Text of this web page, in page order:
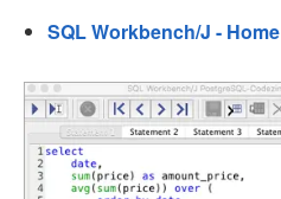
SQL Workbench/J - Home